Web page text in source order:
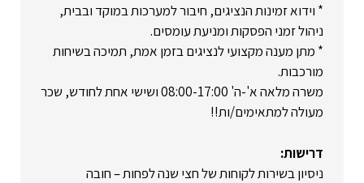
* וידוא זמינות הנציגים, חיבור למערכות במוקד ובבית,
ניהול זמני הפסקות ומניעת עומסים.
* מתן מענה מקצועי לנציגים בזמן אמת, תמיכה בשיחות
מורכבות.
משרה מלאה א'-ה' 08:00-17:00 ושישי אחת לחודש, שכר
מעולה למתאימים/ות!!
דרישות:
ניסיון בשירות לקוחות של חצי שנה לפחות – חובה